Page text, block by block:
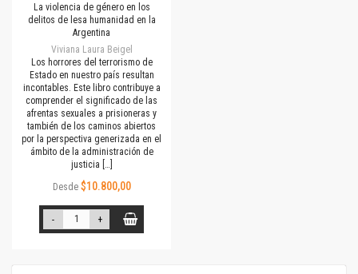
La violencia de género en los
delitos de lesa humanidad en la
Argentina
Viviana Laura Beigel
Los horrores del terrorismo de
Estado en nuestro país resultan
incontables. Este libro contribuye a
comprender el significado de las
afrentas sexuales a prisioneras y
también de los caminos abiertos
por la perspectiva generizada en el
ámbito de la administración de
justicia […]
Desde $10.800,00
- +